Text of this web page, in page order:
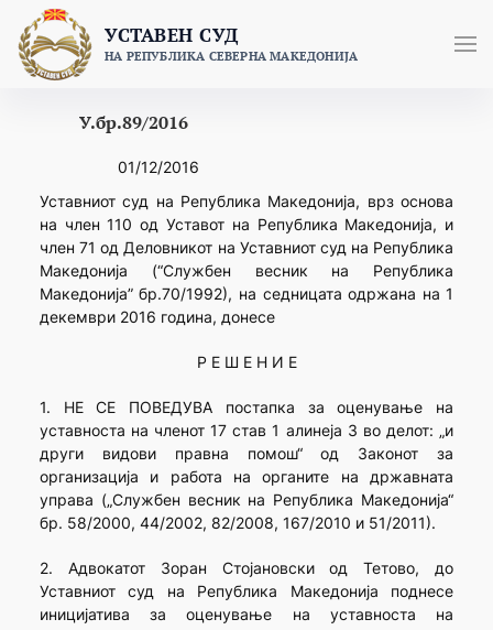
content
УСТАВЕН СУД
НА РЕПУБЛИКА СЕВЕРНА МАКЕДОНИЈА
У.бр.89/2016
01/12/2016
Уставниот суд на Република Македонија, врз основа
на член 110 од Уставот на Република Македонија, и
член 71 од Деловникот на Уставниот суд на Република
Македонија (“Службен весник на Република
Македонија” бр.70/1992), на седницата одржана на 1
декември 2016 година, донесе
Р Е Ш Е Н И Е
1. НЕ СЕ ПОВЕДУВА постапка за оценување на
уставноста на членот 17 став 1 алинеја 3 во делот: „и
други видови правна помош“ од Законот за
организација и работа на органите на државната
управа („Службен весник на Република Македонија“
бр. 58/2000, 44/2002, 82/2008, 167/2010 и 51/2011).
2. Адвокатот Зоран Стојановски од Тетово, до
Уставниот суд на Република Македонија поднесе
иницијатива за оценување на уставноста на